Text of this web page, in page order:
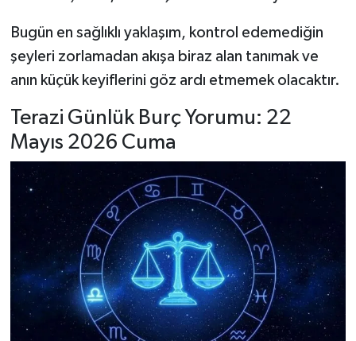
Bugün en sağlıklı yaklaşım, kontrol edemediğin
şeyleri zorlamadan akışa biraz alan tanımak ve
anın küçük keyiflerini göz ardı etmemek olacaktır.
Terazi Günlük Burç Yorumu: 22
Mayıs 2026 Cuma